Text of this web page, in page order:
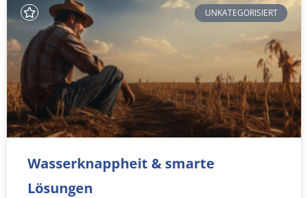
UNKATEGORISIERT
Wasserknappheit & smarte
Lösungen